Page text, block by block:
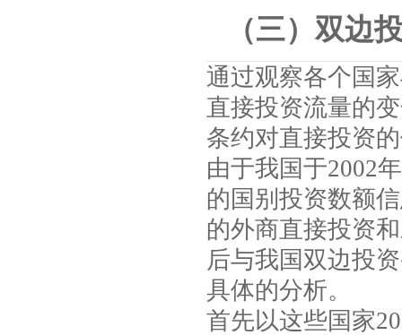
（三）双边
通过观察各个国
直接投资流量的
条约对直接投资
由于我国于2002
的国别投资数额
的外商直接投资
后与我国双边投
具体的分析。
首先以这些国家